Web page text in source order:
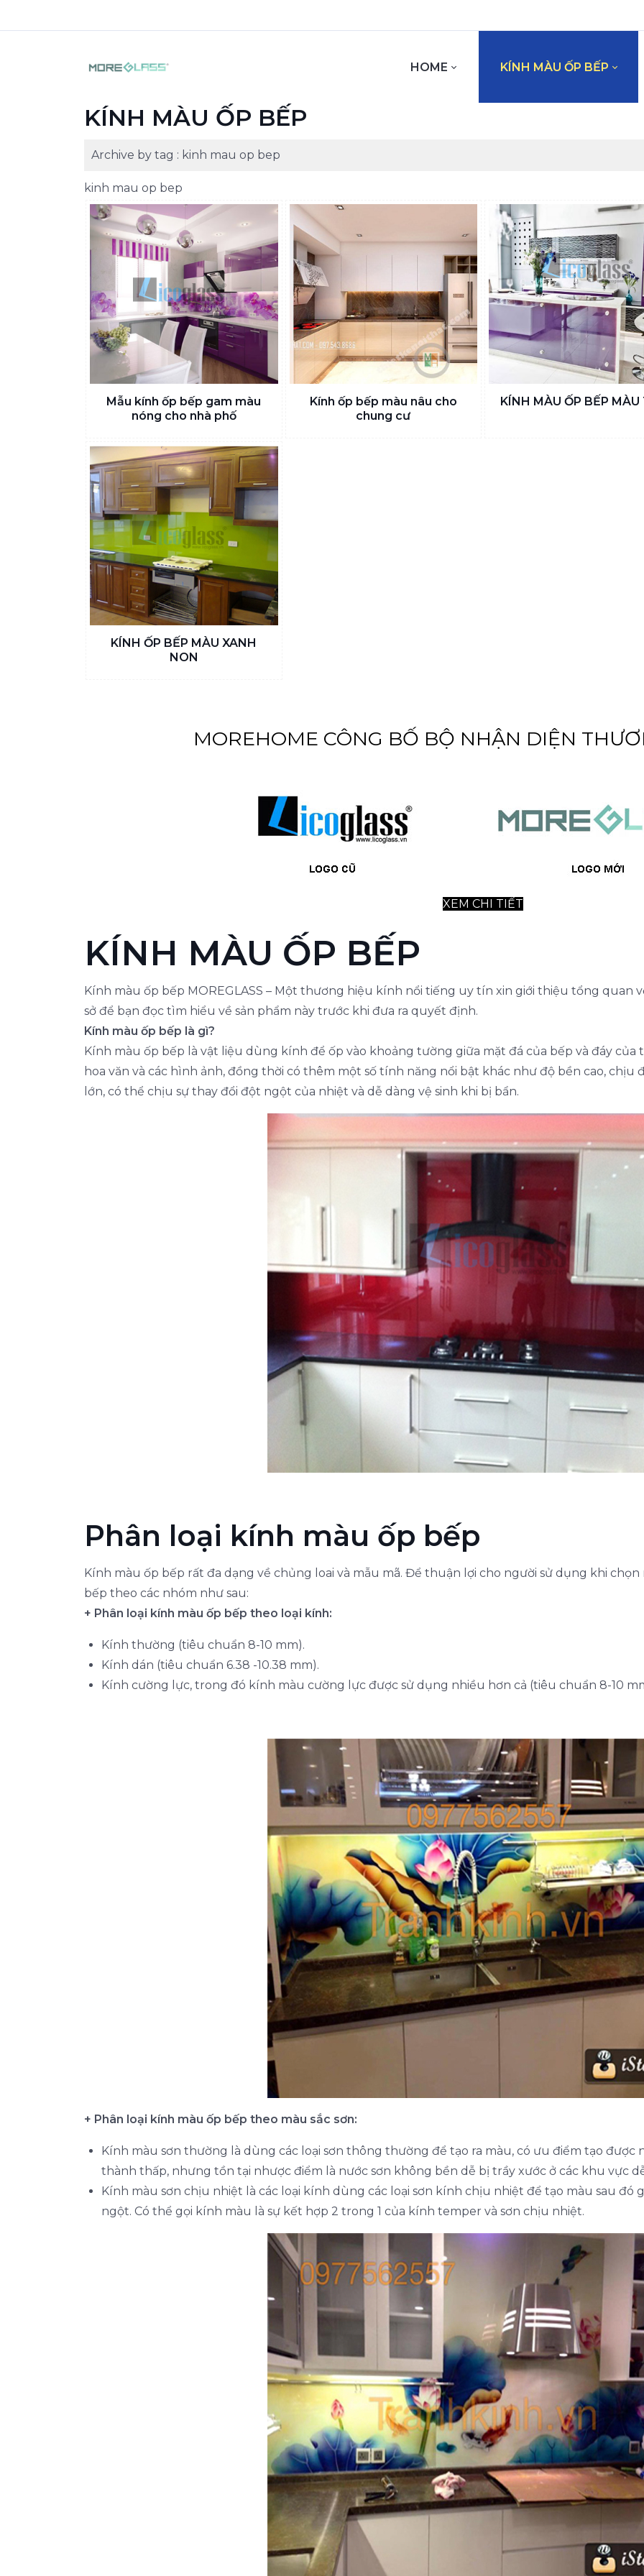
HOME KÍNH MÀU ỐP BẾP
KÍNH MÀU ỐP BẾP
Archive by tag : kinh mau op bep
kinh mau op bep
Mẫu kính ốp bếp gam màu
nóng cho nhà phố
Kính ốp bếp màu nâu cho
chung cư
KÍNH MÀU ỐP BẾP MÀU
KÍNH ỐP BẾP MÀU XANH
NON
MOREHOME CÔNG BỐ BỘ NHẬN DIỆN
XEM CHI TIẾT
KÍNH MÀU ỐP BẾP
Kính màu ốp bếp MOREGLASS – Một thương hiệu kính nổi tiếng uy tín xin giới thiệu tổng quan
sở để bạn đọc tìm hiểu về sản phẩm này trước khi đưa ra quyết định.
Kính màu ốp bếp là gì?
Kính màu ốp bếp là vật liệu dùng kính để ốp vào khoảng tường giữa mặt đá của bếp và đáy của
hoa văn và các hình ảnh, đồng thời có thêm một số tính năng nổi bật khác như độ bền cao, chịu
lớn, có thể chịu sự thay đổi đột ngột của nhiệt và dễ dàng vệ sinh khi bị bẩn.
Phân loại kính màu ốp bếp
Kính màu ốp bếp rất đa dạng về chủng loai và mẫu mã. Để thuận lợi cho người sử dụng khi
bếp theo các nhóm như sau:
+ Phân loại kính màu ốp bếp theo loại kính:
Kính thường (tiêu chuẩn 8-10 mm).
Kính dán (tiêu chuẩn 6.38 -10.38 mm).
Kính cường lực, trong đó kính màu cường lực được sử dụng nhiều hơn cả (tiêu chuẩn 8-10
+ Phân loại kính màu ốp bếp theo màu sắc sơn:
Kính màu sơn thường là dùng các loại sơn thông thường để tạo ra màu, có ưu điểm tạo được
thành thấp, nhưng tồn tại nhược điểm là nước sơn không bền dễ bị trầy xước ở các khu vực
Kính màu sơn chịu nhiệt là các loại kính dùng các loại sơn kính chịu nhiệt để tạo màu sau đó
ngột. Có thể gọi kính màu là sự kết hợp 2 trong 1 của kính temper và sơn chịu nhiệt.